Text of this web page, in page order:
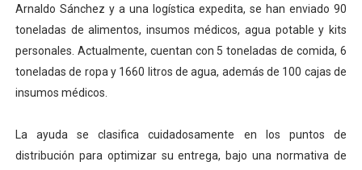
Plan Quirúrgico Regional llega a Pueblo Llano con la
Arnaldo Sánchez y a una logística expedita, se han enviado 90
toneladas de alimentos, insumos médicos, agua potable y kits
personales. Actualmente, cuentan con 5 toneladas de comida, 6
toneladas de ropa y 1660 litros de agua, además de 100 cajas de
insumos médicos.
La ayuda se clasifica cuidadosamente en los puntos de
distribución para optimizar su entrega, bajo una normativa de